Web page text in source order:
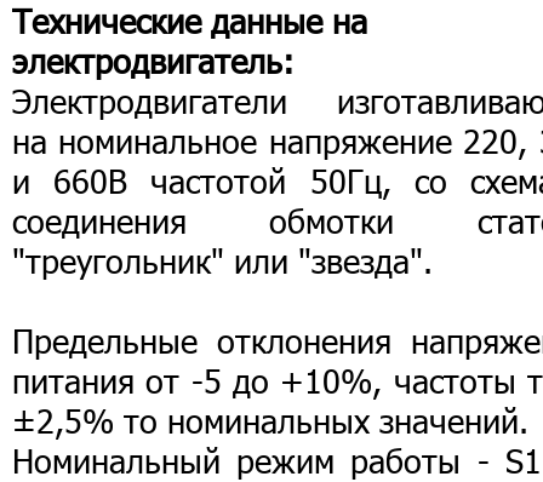
Технические данные на
электродвигатель:
Электродвигатели
на номинальное напряжение 220,
и 660В частотой 50Гц, со
соединения обмотки
"треугольник" или "звезда".
Предельные отклонения
питания от -5 до +10%, частоты
±2,5% то номинальных значений.
Номинальный режим работы -